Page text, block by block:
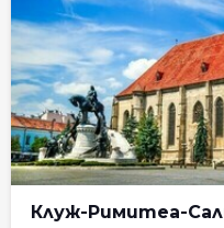
Клуж-Римитеа-